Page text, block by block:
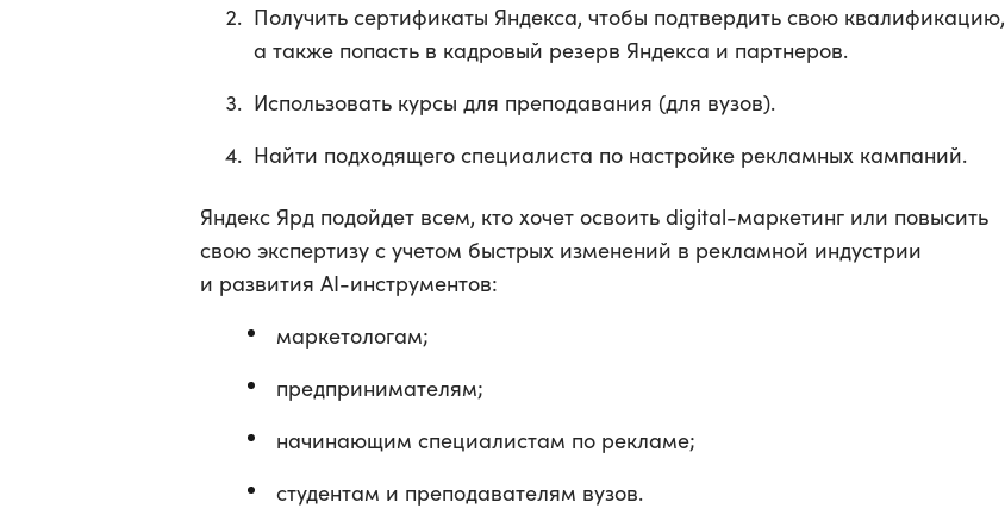
Получить сертификаты Яндекса, чтобы подтвердить свою квалификацию,
а также попасть в кадровый резерв Яндекса и партнеров.
Использовать курсы для преподавания (для вузов).
Найти подходящего специалиста по настройке рекламных кампаний.
Яндекс Ярд подойдет всем, кто хочет освоить digital-маркетинг или повысить
свою экспертизу с учетом быстрых изменений в рекламной индустрии
и развития AI-инструментов:
маркетологам;
предпринимателям;
начинающим специалистам по рекламе;
студентам и преподавателям вузов.